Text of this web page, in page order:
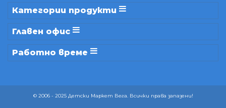
Категории продукти
Главен офис
Работно време
© 2006 - 2025 Детски Маркет Вега. Всички права запазени!